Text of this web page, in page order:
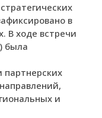
в
В ходе встречи
была
партнерских
и